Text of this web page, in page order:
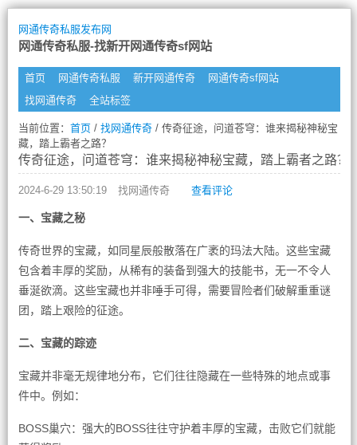
网通传奇私服发布网
网通传奇私服-找新开网通传奇sf网站
首页 网通传奇私服 新开网通传奇
网通传奇sf网站
找网通传奇
全站标签
当前位置： 首页/ 找网通传奇/ 传奇征途，问道苍穹：谁来揭秘神秘宝
藏，踏上霸者之路？
传奇征途，问道苍穹：谁来揭秘神秘宝藏，踏上霸者之路？
2024-6-29 13:50:19 找网通传奇 查看评论
一、宝藏之秘
传奇世界的宝藏，如同星辰般散落在广袤的玛法大陆。这些宝藏
包含着丰厚的奖励，从稀有的装备到强大的技能书，无一不令人
垂涎欲滴。这些宝藏也并非唾手可得，需要冒险者们破解重重谜
团，踏上艰险的征途。
二、宝藏的踪迹
宝藏并非毫无规律地分布，它们往往隐藏在一些特殊的地点或事
件中。例如：
BOSS巢穴：强大的BOSS往往守护着丰厚的宝藏，击败它们就能